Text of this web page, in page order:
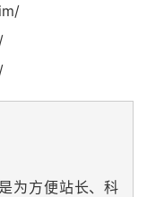
为方便站长、科